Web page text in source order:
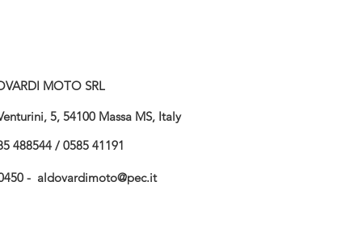
MOTO SRL
5, 54100 Massa MS, Italy
488544 / 0585 41191
- aldovardimoto@pec.it